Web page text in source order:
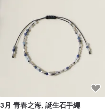
3月 青春之海, 誕生石手繩